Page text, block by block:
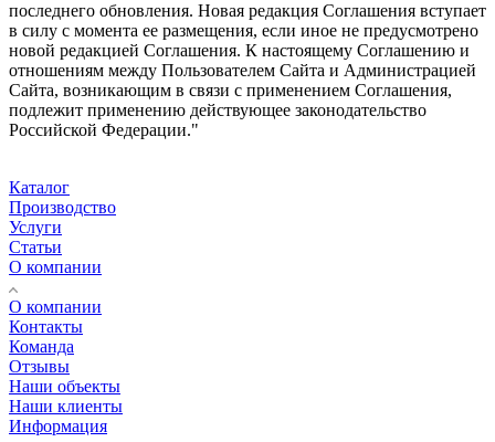
последнего обновления. Новая редакция Соглашения вступает
в силу с момента ее размещения, если иное не предусмотрено
новой редакцией Соглашения. К настоящему Соглашению и
отношениям между Пользователем Сайта и Администрацией
Сайта, возникающим в связи с применением Соглашения,
подлежит применению действующее законодательство
Российской Федерации."
Каталог
Производство
Услуги
Статьи
О компании
О компании
Контакты
Команда
Отзывы
Наши объекты
Наши клиенты
Информация